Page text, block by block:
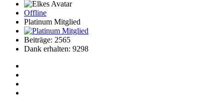
Offline
Platinum Mitglied
Beiträge: 2565
Dank erhalten: 9298